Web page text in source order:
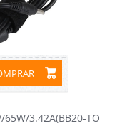
65W/3.42A(BB20-TO